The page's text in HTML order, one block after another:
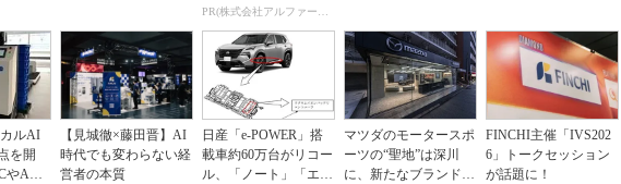
PR(株式会社アルファーテクノ)
ルAI
を開
やAM
【見城徹×藤田晋】AI
時代でも変わらない経
営者の本質
日産「e-POWER」搭
載車約60万台がリコー
ル、「ノート」「エク
マツダのモータースポ
ーツの“聖地”は深川
に、新たなブランド体
FINCHI主催「IVS202
6」トークセッション
が話題に！